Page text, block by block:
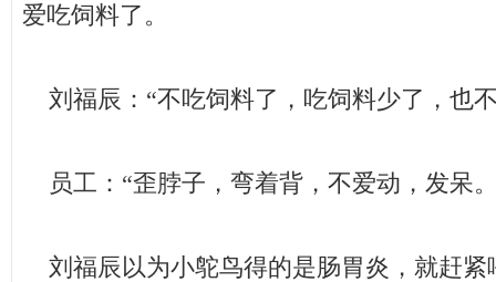
爱吃饲料了。
刘福辰：“不吃饲料了，吃饲料少了，也
员工：“歪脖子，弯着背，不爱动，发呆
刘福辰以为小鸵鸟得的是肠胃炎，就赶紧